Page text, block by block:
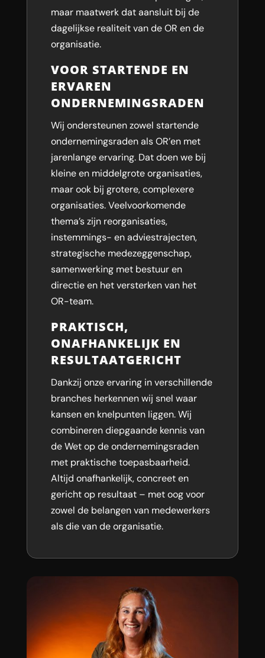
maar maatwerk dat aansluit bij de
dagelijkse realiteit van de OR en de
organisatie.
VOOR STARTENDE EN
ERVAREN
ONDERNEMINGSRADEN
Wij ondersteunen zowel startende
ondernemingsraden als OR’en met
jarenlange ervaring. Dat doen we bij
kleine en middelgrote organisaties,
maar ook bij grotere, complexere
organisaties. Veelvoorkomende
thema’s zijn reorganisaties,
instemmings- en adviestrajecten,
strategische medezeggenschap,
samenwerking met bestuur en
directie en het versterken van het
OR-team.
PRAKTISCH,
ONAFHANKELIJK EN
RESULTAATGERICHT
Dankzij onze ervaring in verschillende
branches herkennen wij snel waar
kansen en knelpunten liggen. Wij
combineren diepgaande kennis van
de Wet op de ondernemingsraden
met praktische toepasbaarheid.
Altijd onafhankelijk, concreet en
gericht op resultaat – met oog voor
zowel de belangen van medewerkers
als die van de organisatie.